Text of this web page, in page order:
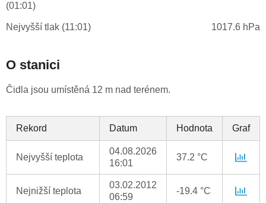
(01:01)
Nejvyšší tlak (11:01) 1017.6 hPa
O stanici
Čidla jsou umístěná 12 m nad terénem.
Rekord Datum Hodnota Graf
Nejvyšší teplota
04.08.2026
16:01
37.2 °C
Nejnižší teplota
03.02.2012
06:59
-19.4 °C